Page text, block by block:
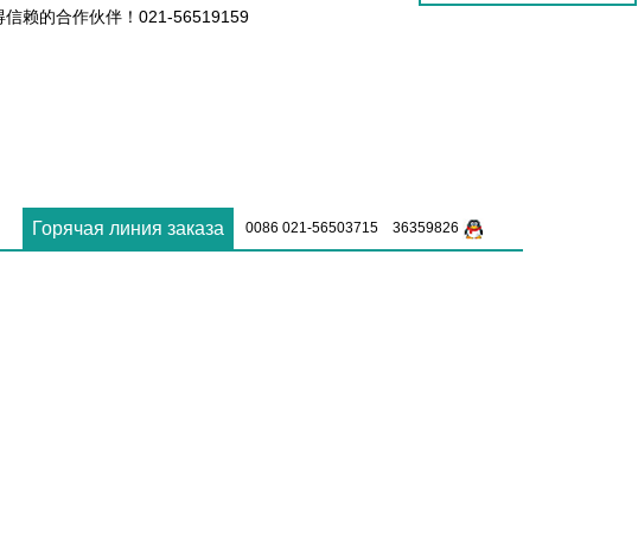
信赖的合作伙伴！021-56519159
Горячая линия заказа 0086 021-56503715 36359826